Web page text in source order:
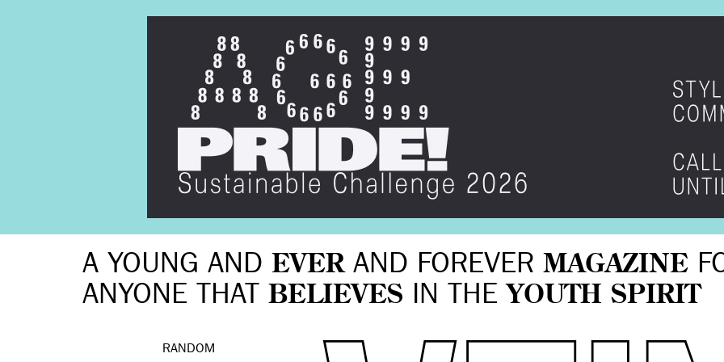
A YOUNG AND EVERAND FOREVER MAGAZINE
ANYONE THAT BELIEVES IN THE YOUTH SPIRIT
RANDOM